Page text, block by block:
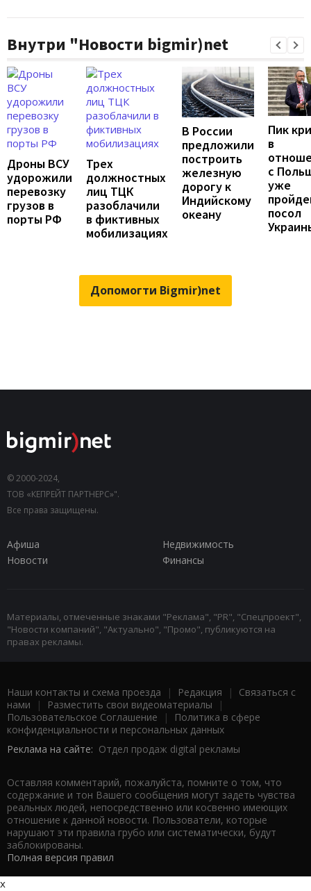
Внутри "Новости bigmir)net
Дроны ВСУ
удорожили
перевозку
грузов в
порты РФ
Трех
должностных
лиц ТЦК
разоблачили
в фиктивных
мобилизациях
В России
предложили
построить
железную
дорогу к
Индийскому
океану
Пик
в
с
уже
посол
Допомогти Bigmir)net
© 2000-2024,
ТОВ «КЕПРЕЙТ ПАРТНЕРС»".
Все права защищены.
Афиша
Недвижимость
Новости
Финансы
Материалы, отмеченные знаками "Реклама", "PR", "Спецпроект",
"Новости компаний", "Актуально", "Промо", публикуются на
правах рекламы.
Наши контакты и схема проезда | Редакция | Связаться с
нами | Разместить свои видеоматериалы |
Пользовательское Соглашение |
Политика в сфере
конфиденциальности и персональных данных
Реклама на сайте: Отдел продаж digital рекламы
Оставляя комментарий, пожалуйста, помните о том, что
содержание и тон Вашего сообщения могут задеть чувства
реальных людей, непосредственно или косвенно имеющих
отношение к данной новости. Пользователи, которые
нарушают эти правила грубо или систематически, будут
заблокированы.
Полная версия правил
x